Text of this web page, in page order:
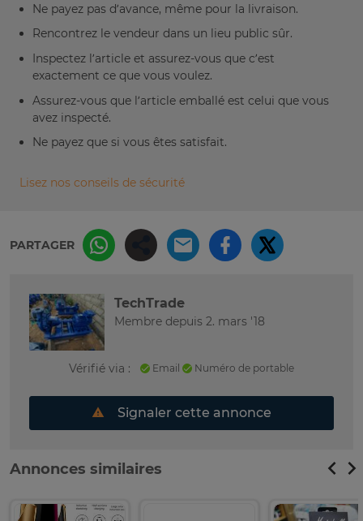
Ne payez pas d’avance, même pour la livraison.
Rencontrez le vendeur dans un lieu public sûr.
Inspectez l’article et assurez-vous que c’est
exactement ce que vous voulez.
Assurez-vous que l’article emballé est celui que vous
avez inspecté.
Ne payez que si vous êtes satisfait.
Lisez nos conseils de sécurité
PARTAGER
TechTrade
Membre depuis 2. mars '18
Vérifié via : Email Numéro de portable
Signaler cette annonce
Annonces similaires